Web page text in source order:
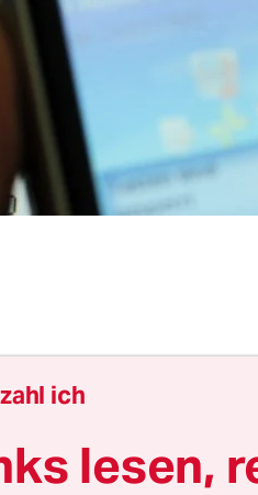
gegen
angewiesen?
die
anhand des
zahl ich
lesen,